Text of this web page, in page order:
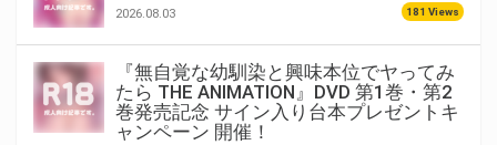
2026.08.03 181 Views
『無自覚な幼馴染と興味本位でヤってみ
たら THE ANIMATION』DVD 第1巻・第2
巻発売記念 サイン入り台本プレゼントキ
ャンペーン 開催！